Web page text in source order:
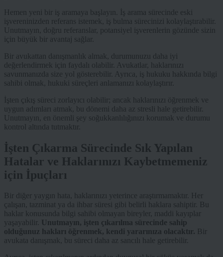
Hemen yeni bir iş aramaya başlayın. İş arama sürecinde eski
işvereninizden referans istemek, iş bulma sürecinizi kolaylaştırabilir.
Unutmayın, doğru referanslar, potansiyel işverenlerin gözünde sizin
için büyük bir avantaj sağlar.
Bir avukattan danışmanlık almak, durumunuzu daha iyi
değerlendirmek için faydalı olabilir. Avukatlar, haklarınızı
savunmanızda size yol gösterebilir. Ayrıca, iş hukuku hakkında bilgi
sahibi olmak, hukuki süreçleri anlamanızı kolaylaştırır.
İşten çıkış süreci zorlayıcı olabilir; ancak haklarınızı öğrenmek ve
uygun adımları atmak, bu dönemi daha az stresli hale getirebilir.
Unutmayın, en önemli şey soğukkanlılığınızı korumak ve durumu
kontrol altında tutmaktır.
İşten Çıkarma Sürecinde Sık Yapılan
Hatalar ve Haklarınızı Kaybetmemeniz
için İpuçları
Bir diğer yaygın hata, haklarınızı yeterince araştırmamaktır. Her
çalışan, tazminat ya da ihbar süresi gibi belirli haklara sahiptir. Bu
haklar konusunda bilgi sahibi olmayan bireyler, maddi kayıplar
yaşayabilir.
Unutmayın, işten çıkarılma sürecinde sahip
olduğunuz hakları öğrenmek, kendi yararınıza olacaktır. Bir
avukata danışmak, bu süreci daha az sancılı hale getirebilir.